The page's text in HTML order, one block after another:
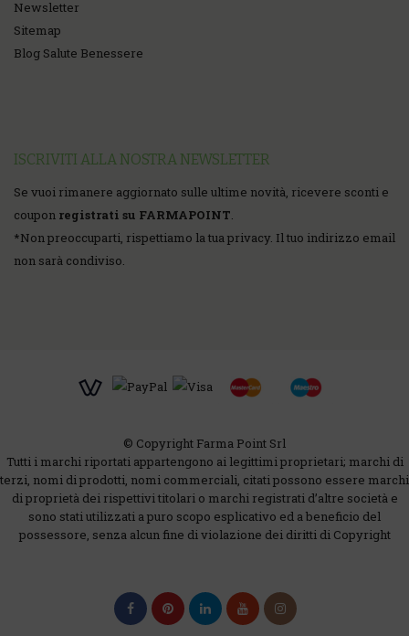
Newsletter
Sitemap
Blog Salute Benessere
ISCRIVITI ALLA NOSTRA NEWSLETTER
Se vuoi rimanere aggiornato sulle ultime novità, ricevere sconti e
coupon registrati su FARMAPOINT
*Non preoccuparti, rispettiamo la tua privacy. Il tuo indirizzo email
non sarà condiviso.
© Copyright Farma Point Srl
Tutti i marchi riportati appartengono ai legittimi proprietari; marchi di
terzi, nomi di prodotti, nomi commerciali, citati possono essere marchi
di proprietà dei rispettivi titolari o marchi registrati d’altre società e
sono stati utilizzati a puro scopo esplicativo ed a beneficio del
possessore, senza alcun fine di violazione dei diritti di Copyright